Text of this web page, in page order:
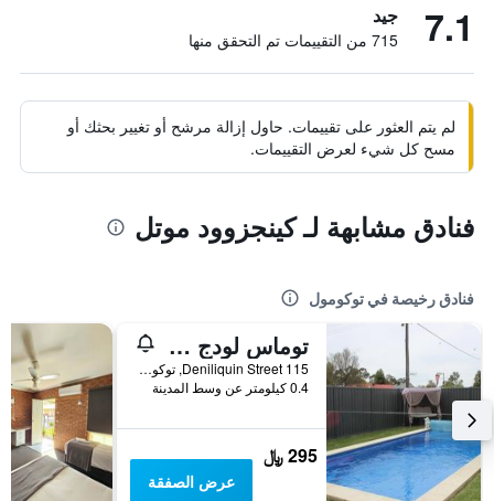
7.1 جيد
715 من التقييمات تم التحقق منها
لم يتم العثور على تقييمات. حاول إزالة مرشح أو تغيير بحثك أو
مسح كل شيء لعرض التقييمات.
فنادق مشابهة لـ كينجزوود موتل
فنادق رخيصة في توكومول
توماس لودج موتل
115 Deniliquin Street, توكومول, NSW, أستراليا
0.4 كيلومتر عن وسط المدينة
295 ﷼
عرض الصفقة